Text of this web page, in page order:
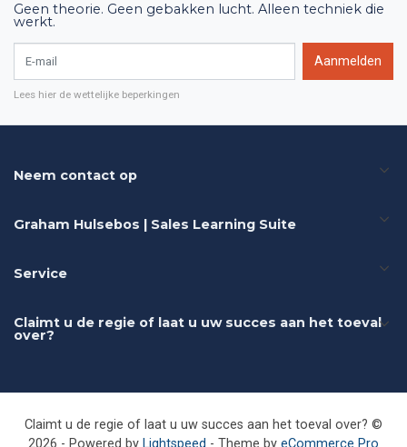
Geen theorie. Geen gebakken lucht. Alleen techniek die
werkt.
Aanmelden
Lees hier de wettelijke beperkingen
Neem contact op
Graham Hulsebos | Sales Learning Suite
Service
Claimt u de regie of laat u uw succes aan het toeval
over?
Claimt u de regie of laat u uw succes aan het toeval over? ©